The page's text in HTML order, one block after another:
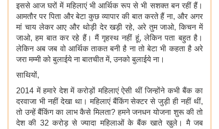
इससे आज घरों में महिलाएं भी आर्थिक रूप से भी सशक्त बन रहीं हैं।
आमतौर पर पिता और बेटा कुछ व्यापार की बात करते हैं ना, और अगर
मां चाय लेकर आए और थोड़ी देर खड़ी रहे, अरे तुम जाओ, किचन में
जाओ, हम बात कर रहे हैं। मैं गृहस्थ नहीं हूं, लेकिन पता बहुत है।
लेकिन अब जब वो आर्थिक ताकत बनी है ना तो बेटा भी कहता है अरे
जरा मम्मी को बुलाईये ना बातचीत में, उनको बुलाईये ना।
साथियों,
2014 में हमारे देश में करोड़ों महिलाएं ऐसी थीं जिन्होंने कभी बैंक का
दरवाजा भी नहीं देखा था। महिलाएं बैंकिंग सेक्टर से जुड़ी ही नहीं थीं,
तो उन्हें बैंकिंग का लाभ कैसे मिलता? हमने जनधन योजना शुरू की तो
देश की 32 करोड़ से ज्यादा महिलाओं के बैंक खाते खुले। मै जब